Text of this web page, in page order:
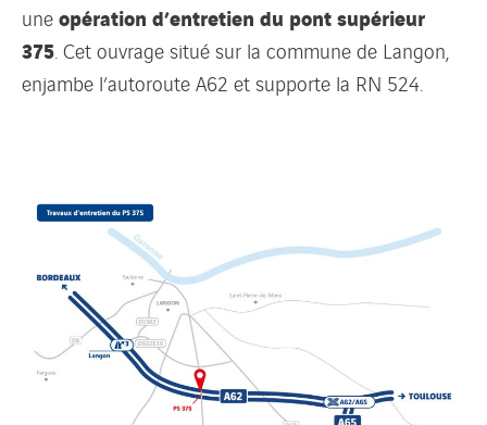
uneopération d’entretien du pont supérieur
375 Cet ouvrage situé sur la commune de Langon
enjambe l’autoroute A62 et supporte la RN 524.